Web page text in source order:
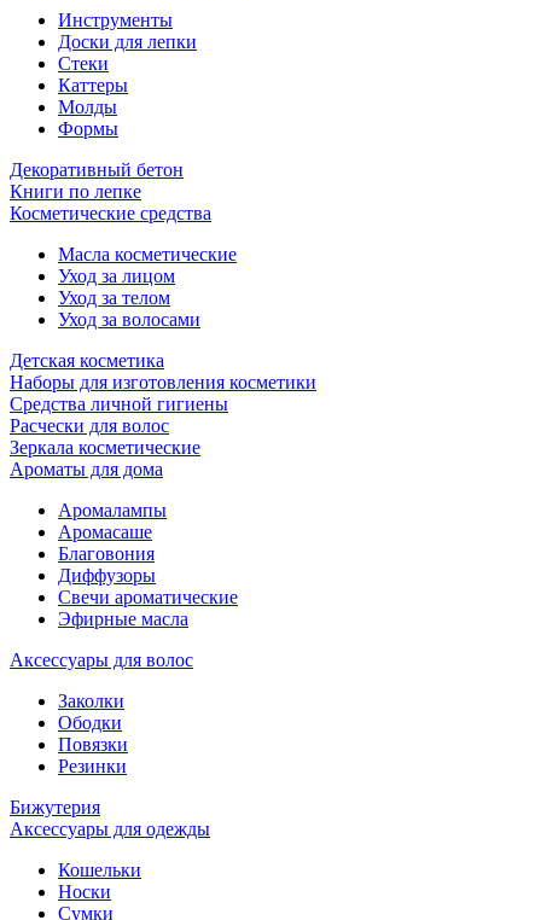
Инструменты
Доски для лепки
Стеки
Каттеры
Молды
Формы
Декоративный бетон
Книги по лепке
Косметические средства
Масла косметические
Уход за лицом
Уход за телом
Уход за волосами
Детская косметика
Наборы для изготовления косметики
Средства личной гигиены
Расчески для волос
Зеркала косметические
Ароматы для дома
Аромалампы
Аромасаше
Благовония
Диффузоры
Свечи ароматические
Эфирные масла
Аксессуары для волос
Заколки
Ободки
Повязки
Резинки
Бижутерия
Аксессуары для одежды
Кошельки
Носки
Сумки